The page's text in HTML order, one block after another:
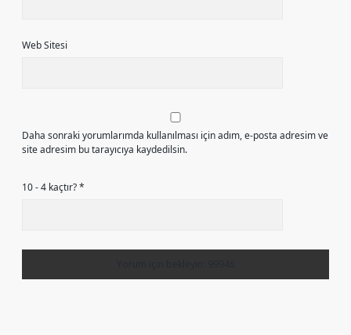
Web Sitesi
Daha sonraki yorumlarımda kullanılması için adım, e-posta adresim ve
site adresim bu tarayıcıya kaydedilsin.
10 - 4 kaçtır?*